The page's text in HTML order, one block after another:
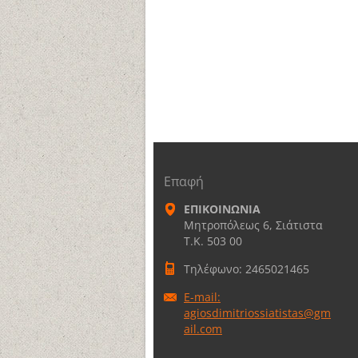
Επαφή
ΕΠΙΚΟΙΝΩΝΙΑ
Μητροπόλεως 6, Σιάτιστα
Τ.Κ. 503 00
Τηλέφωνο: 2465021465
E-mail:
agiosdimitriossiatistas@gm
ail.com